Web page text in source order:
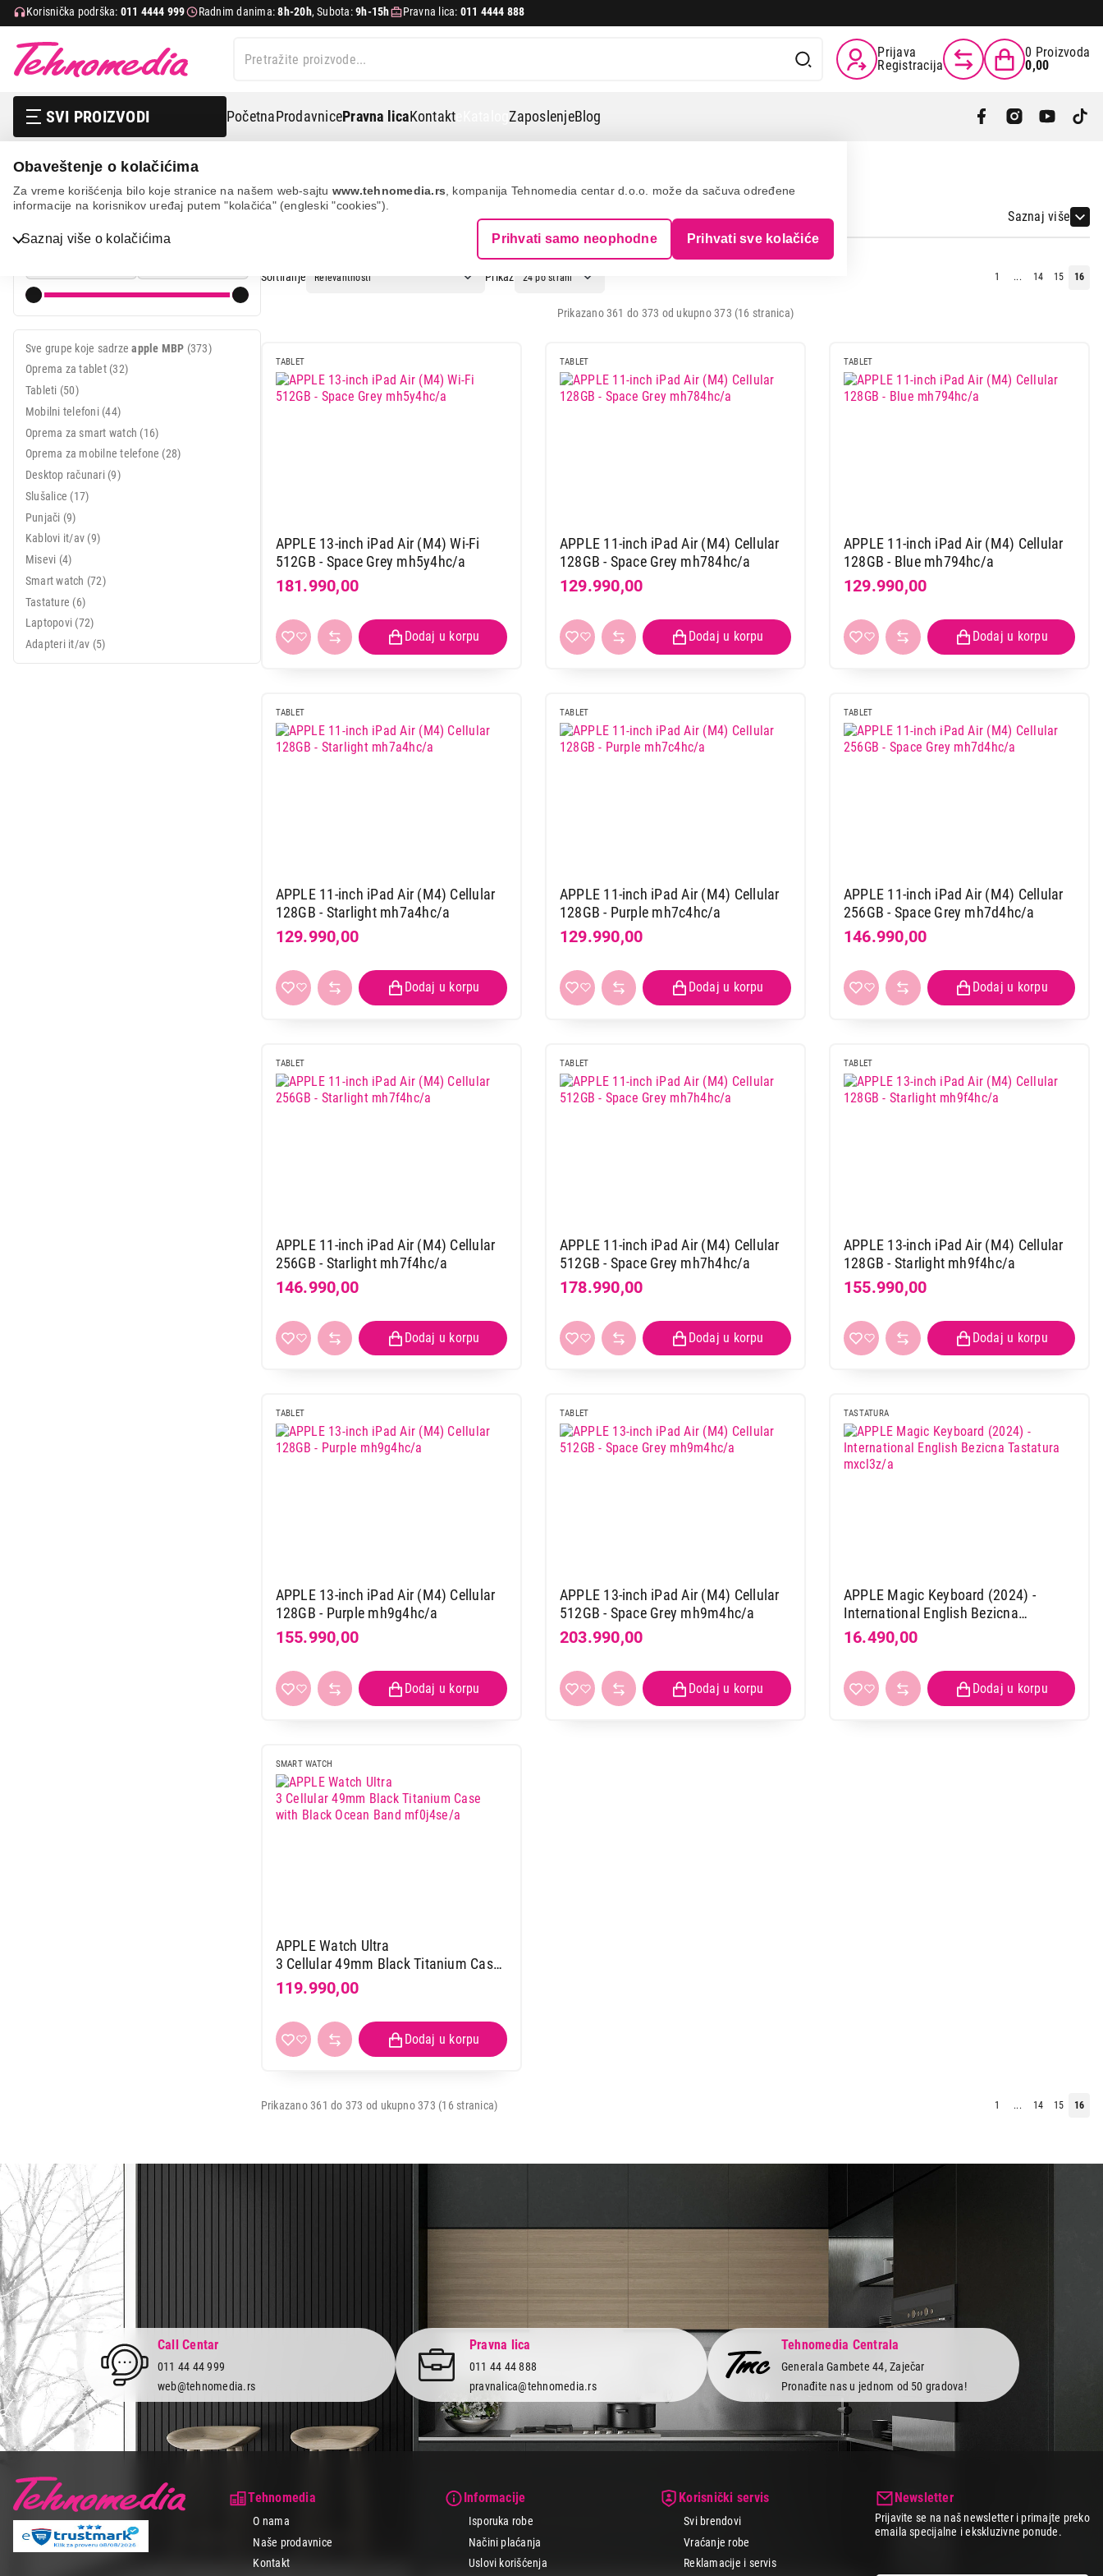
Obaveštenje o kolačićima
Za vreme korišćenja bilo koje stranice na našem web-sajtu www.tehnomedia.rs , kompanija Tehnomedia centar d.o.o. može da sačuva određene
informacije na korisnikov uređaj putem "kolačića" (engleski "cookies").
Saznaj više o kolačićima Prihvati samo neophodne Prihvati sve kolačiće
Korisnička podrška: 011 4444 999 Radnim danima:8h-20h, Subota:9h-15h Pravna lica: 011 4444 888
Prijava
Registracija
0 Proizvoda
0,00
SVI PROIZVODI PočetnaProdavnicePravna licaKontakt eKatalogZaposlenjeBlog
Bela tehnika
IT & Gaming
Mali kućni aparati
Mali kuhinjski aparati
Grejanje i hlađenje
Nega tela, lepota i zdravlje
Sport i putovanje
Sve za kuću i baštu
Vesa
Pretraga apple MBP
PRETRAGA: APPLE MBP Saznaj više
Sortiranje Prikaz
Prikazano 361 do 373 od ukupno 373 (16 stranica)
1 ... 14 15 16
TABLET
APPLE 13-inch iPad Air (M4) Wi-Fi
512GB - Space Grey mh5y4hc/a
181.990,00
TABLET
APPLE 11-inch iPad Air (M4) Cellular
128GB - Space Grey mh784hc/a
129.990,00
TABLET
APPLE 11-inch iPad Air (M4) Cellular
128GB - Blue mh794hc/a
129.990,00
TABLET
APPLE 11-inch iPad Air (M4) Cellular
128GB - Starlight mh7a4hc/a
129.990,00
TABLET
APPLE 11-inch iPad Air (M4) Cellular
128GB - Purple mh7c4hc/a
129.990,00
TABLET
APPLE 11-inch iPad Air (M4) Cellular
256GB - Space Grey mh7d4hc/a
146.990,00
TABLET
APPLE 11-inch iPad Air (M4) Cellular
256GB - Starlight mh7f4hc/a
146.990,00
TABLET
APPLE 11-inch iPad Air (M4) Cellular
512GB - Space Grey mh7h4hc/a
178.990,00
TABLET
APPLE 13-inch iPad Air (M4) Cellular
128GB - Starlight mh9f4hc/a
155.990,00
TABLET
APPLE 13-inch iPad Air (M4) Cellular
128GB - Purple mh9g4hc/a
155.990,00
TABLET
APPLE 13-inch iPad Air (M4) Cellular
512GB - Space Grey mh9m4hc/a
203.990,00
TASTATURA
APPLE Magic Keyboard (2024) -
International English Bezicna
Tastatura mxcl3z/a
16.490,00
SMART WATCH
APPLE Watch Ultra
3 Cellular 49mm Black Titanium Case
with Black Ocean Band mf0j4se/a
119.990,00
Prikazano 361 do 373 od ukupno 373 (16 stranica) 1 ... 14 15 16
Cena od Cena do
Sve grupe koje sadrzeapple MBP (373)
Oprema za tablet (32)
Tableti (50)
Mobilni telefoni (44)
Oprema za smart watch (16)
Oprema za mobilne telefone (28)
Desktop računari (9)
Slušalice (17)
Punjači (9)
Kablovi it/av (9)
Misevi (4)
Smart watch (72)
Tastature (6)
Laptopovi (72)
Adapteri it/av (5)
259.999,00
LAPTOPOVI
APPLE MacBook Pro 14" /M3 PRO 11C/14C
Proizvod je dodat u korpu.
Call Centar
011 44 44 999
web@tehnomedia.rs
Pravna lica
011 44 44 888
pravnalica@tehnomedia.rs
Tehnomedia Centrala
Generala Gambete 44, Zaječar
Pronađite nas u jednom od 50 gradova!
Tehnomedia
O nama
Naše prodavnice
Kontakt
Informacije
Isporuka robe
Načini plaćanja
Uslovi korišćenja
Korisnički servis
Svi brendovi
Vraćanje robe
Reklamacije i servis
Newsletter
Prijavite se na naš newsletter i primajte preko
emaila specijalne i ekskluzivne ponude.